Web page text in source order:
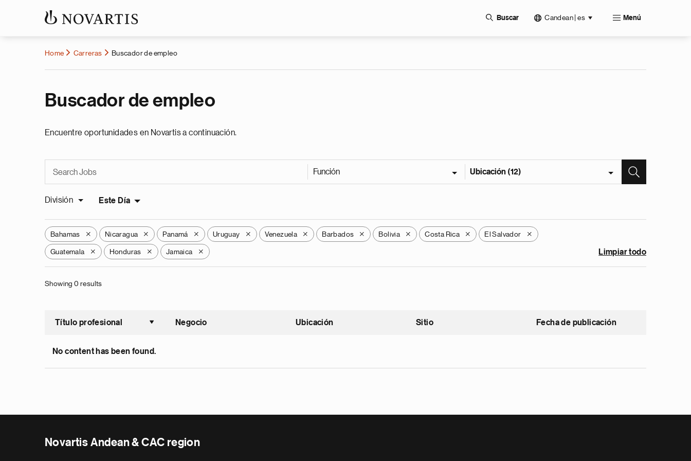
Buscar Candean | es Menú
Home Carreras Buscador de empleo
Buscador de empleo
Encuentre oportunidades en Novartis a continuación.
Función Ubicación (12)
División Este Día
Bahamas X Nicaragua X Panamá X Uruguay X Venezuela X Barbados X Bolivia X Costa Rica X El Salvador X
Guatemala X Honduras X Jamaica X Limpiar todo
Showing 0 results
Título profesional
Ordenar ascendente
Negocio Ubicación Sitio Fecha de publicación
No content has been found.
Novartis Andean & CAC region